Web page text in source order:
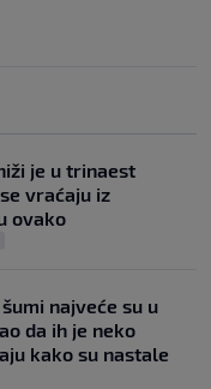
je u trinaest
vraćaju iz
ovako
najveće su u
da ih je neko
kako su nastale